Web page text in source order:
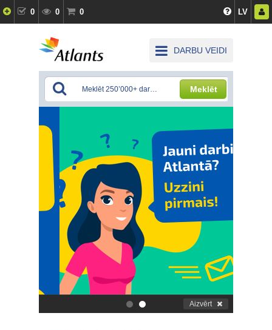
0 0 0 LV
DARBU VEIDI
Meklēt
. Aizvērt